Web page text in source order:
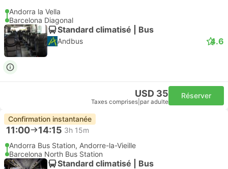
Andorra la Vella
Barcelona Diagonal
Standard climatisé | Bus
Andbus 4.6
USD 35
Taxes comprises par adulte
Réserver
Confirmation instantanée
11:00 14:15 3h 15m
Andorra Bus Station, Andorre-la-Vieille
Barcelona North Bus Station
Standard climatisé | Bus